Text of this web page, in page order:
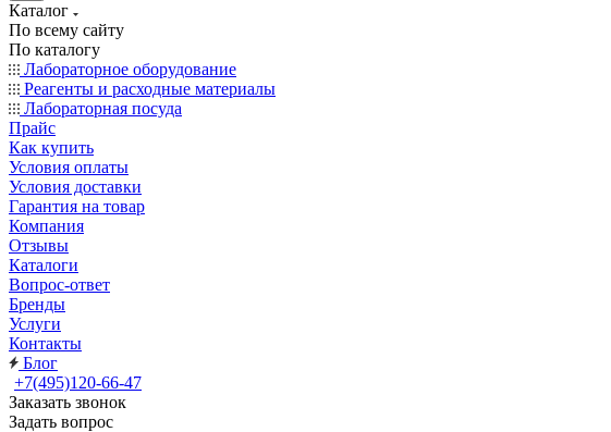
Каталог
По всему сайту
По каталогу
Лабораторное оборудование
Реагенты и расходные материалы
Лабораторная посуда
Прайс
Как купить
Условия оплаты
Условия доставки
Гарантия на товар
Компания
Отзывы
Каталоги
Вопрос-ответ
Бренды
Услуги
Контакты
Блог
+7(495)120-66-47
Заказать звонок
Задать вопрос